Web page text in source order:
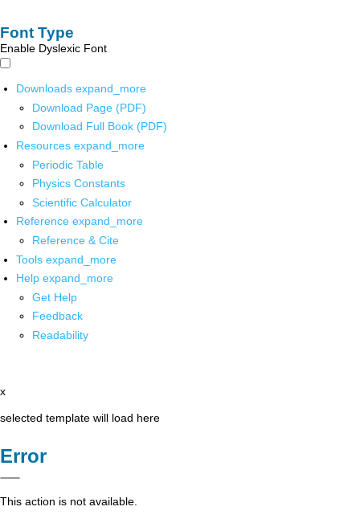
Font Type
Enable Dyslexic Font
Downloads expand_more
Download Page (PDF)
Download Full Book (PDF)
Resources expand_more
Periodic Table
Physics Constants
Scientific Calculator
Reference expand_more
Reference & Cite
Tools expand_more
Help expand_more
Get Help
Feedback
Readability
x
selected template will load here
Error
This action is not available.